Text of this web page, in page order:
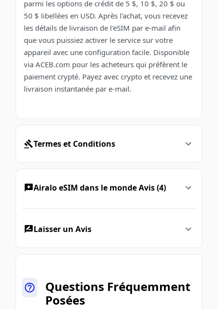
parmi les options de crédit de 5 $, 10 $, 20 $ ou
50 $ libellées en USD. Après l'achat, vous recevez
les détails de livraison de l'eSIM par e-mail afin
que vous puissiez activer le service sur votre
appareil avec une configuration facile. Disponible
via ACEB.com pour les acheteurs qui préfèrent le
paiement crypté. Payez avec crypto et recevez une
livraison instantanée par e-mail.
Termes et Conditions
Airalo eSIM dans le monde Avis (4)
Laisser un Avis
Questions Fréquemment
Posées